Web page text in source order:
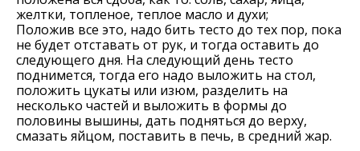
желтки, топленое, теплое масло и духи;
Положив все это, надо бить тесто до тех пор, пока
не будет отставать от рук, и тогда оставить до
следующего дня. На следующий день тесто
поднимется, тогда его надо выложить на стол,
положить цукаты или изюм, разделить на
несколько частей и выложить в формы до
половины вышины, дать подняться до верху,
смазать яйцом, поставить в печь, в средний жар.